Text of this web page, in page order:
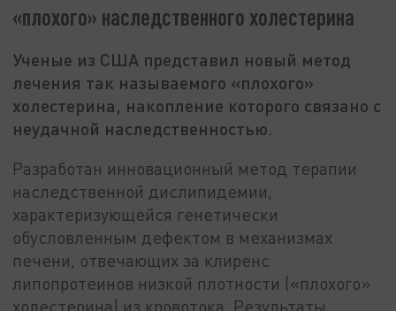
«плохого» наследственного холестерина
Ученые из США представил новый метод
лечения так называемого «плохого»
холестерина, накопление которого связано с
неудачной наследственностью.
Разработан инновационный метод терапии
наследственной дислипидемии,
характеризующейся генетически
обусловленным дефектом в механизмах
печени, отвечающих за клиренс
липопротеинов низкой плотности («плохого»
холестерина) из кровотока. Результаты